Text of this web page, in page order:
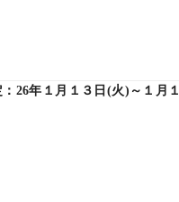
26年１月１３日(火)～１月１